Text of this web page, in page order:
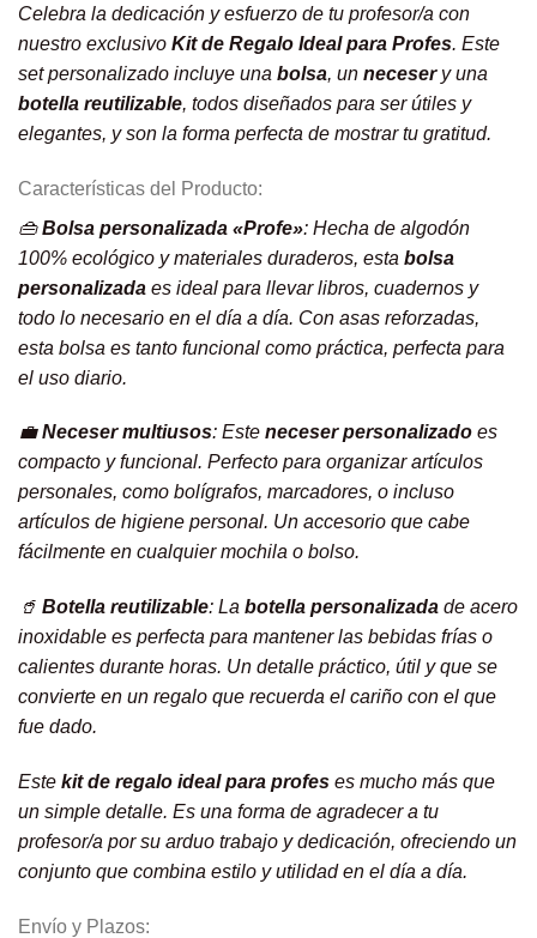
Celebra la dedicación y esfuerzo de tu profesor/a con
nuestro exclusivo Kit de Regalo Ideal para Profes. Este
set personalizado incluye una bolsa, un necesery una
botella reutilizable, todos diseñados para ser útiles y
elegantes, y son la forma perfecta de mostrar tu gratitud.
Características del Producto:
👜Bolsa personalizada «Profe»: Hecha de algodón
100% ecológico y materiales duraderos, esta bolsa
personalizada es ideal para llevar libros, cuadernos y
todo lo necesario en el día a día. Con asas reforzadas,
esta bolsa es tanto funcional como práctica, perfecta para
el uso diario.
💼Neceser multiusos: Este neceser personalizado es
compacto y funcional. Perfecto para organizar artículos
personales, como bolígrafos, marcadores, o incluso
artículos de higiene personal. Un accesorio que cabe
fácilmente en cualquier mochila o bolso.
🥤 Botella reutilizable: La botella personalizada de acero
inoxidable es perfecta para mantener las bebidas frías o
calientes durante horas. Un detalle práctico, útil y que se
convierte en un regalo que recuerda el cariño con el que
fue dado.
Este kit de regalo ideal para profes es mucho más que
un simple detalle. Es una forma de agradecer a tu
profesor/a por su arduo trabajo y dedicación, ofreciendo un
conjunto que combina estilo y utilidad en el día a día.
Envío y Plazos: